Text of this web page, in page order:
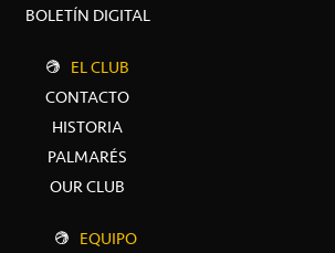
BOLETÍN DIGITAL
EL CLUB
CONTACTO
HISTORIA
PALMARÉS
OUR CLUB
EQUIPO